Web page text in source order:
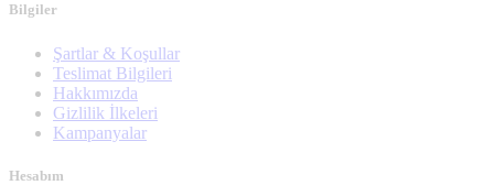
Bilgiler
Şartlar & Koşullar
Teslimat Bilgileri
Hakkımızda
Gizlilik İlkeleri
Kampanyalar
Hesabım